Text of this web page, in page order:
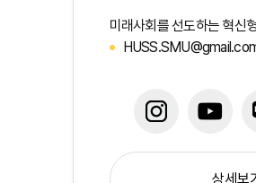
미래사회를 선도하는 혁신
상세보